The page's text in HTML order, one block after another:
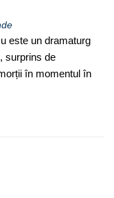
este un dramaturg
surprins de
în momentul în